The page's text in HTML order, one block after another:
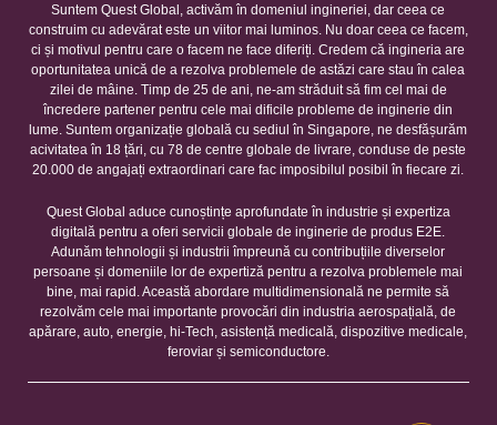
Suntem Quest Global, activăm în domeniul ingineriei, dar ceea ce
construim cu adevărat este un viitor mai luminos. Nu doar ceea ce facem,
ci și motivul pentru care o facem ne face diferiți. Credem că ingineria are
oportunitatea unică de a rezolva problemele de astăzi care stau în calea
zilei de mâine. Timp de 25 de ani, ne-am străduit să fim cel mai de
încredere partener pentru cele mai dificile probleme de inginerie din
lume. Suntem organizație globală cu sediul în Singapore, ne desfășurăm
acivitatea în 18 țări, cu 78 de centre globale de livrare, conduse de peste
20.000 de angajați extraordinari care fac imposibilul posibil în fiecare zi.
Quest Global aduce cunoștințe aprofundate în industrie și expertiza
digitală pentru a oferi servicii globale de inginerie de produs E2E.
Adunăm tehnologii și industrii împreună cu contribuțiile diverselor
persoane și domeniile lor de expertiză pentru a rezolva problemele mai
bine, mai rapid. Această abordare multidimensională ne permite să
rezolvăm cele mai importante provocări din industria aerospațială, de
apărare, auto, energie, hi-Tech, asistență medicală, dispozitive medicale,
feroviar și semiconductore.